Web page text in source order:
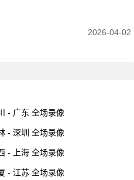
2026-04-02
- 广东 全场录像
- 深圳 全场录像
- 上海 全场录像
- 江苏 全场录像